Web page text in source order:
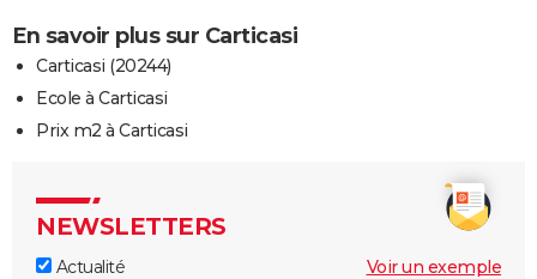
Dictionnaire
Biographies
Citations
Expressions
Proverbes
PROGRAMME TV
S'inscrire
Se connecter
Lycées
Collèges
Primaires
Universités
Entreprises
Service militaire
Avis de recherche
AVIS DE DÉCÈS
Bricolage
Lifestyle
Culture
Sport
Auto
Television
Voyage
Cinema
En savoir plus sur Carticasi
Carticasi (20244)
Ecole à Carticasi
Prix m2 à Carticasi
NEWSLETTERS
Actualité
Voir un exemple